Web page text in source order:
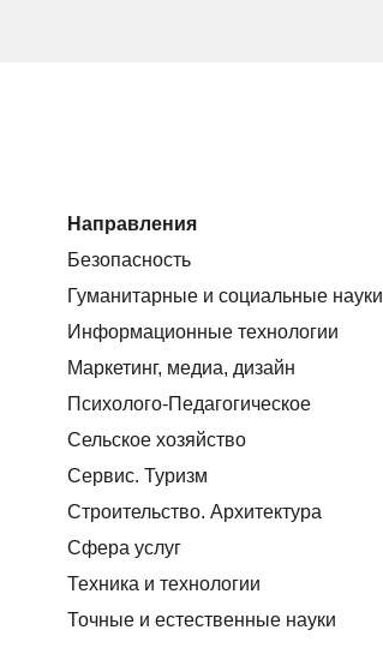
Направления
Безопасность
Гуманитарные и социальные науки
Информационные технологии
Маркетинг, медиа, дизайн
Психолого-Педагогическое
Сельское хозяйство
Сервис. Туризм
Строительство. Архитектура
Сфера услуг
Техника и технологии
Точные и естественные науки